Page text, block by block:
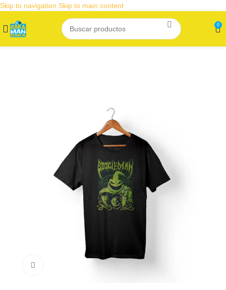
Skip to navigation Skip to main content
0